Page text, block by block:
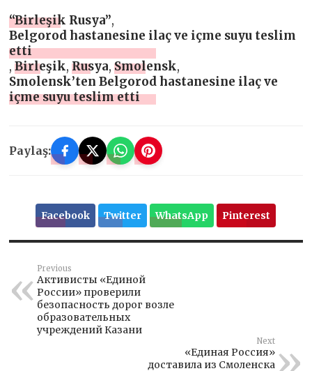
“Birleşik Rusya”,
Belgorod hastanesine ilaç ve içme suyu teslim
etti
,Birleşik,Rusya,Smolensk,
Smolensk’ten Belgorod hastanesine ilaç ve
içme suyu teslim etti
Paylaş:
Facebook Twitter WhatsApp Pinterest
Previous
Активисты «Единой
России» проверили
безопасность дорог возле
образовательных
учреждений Казани
Next
«Единая Россия»
доставила из Смоленска